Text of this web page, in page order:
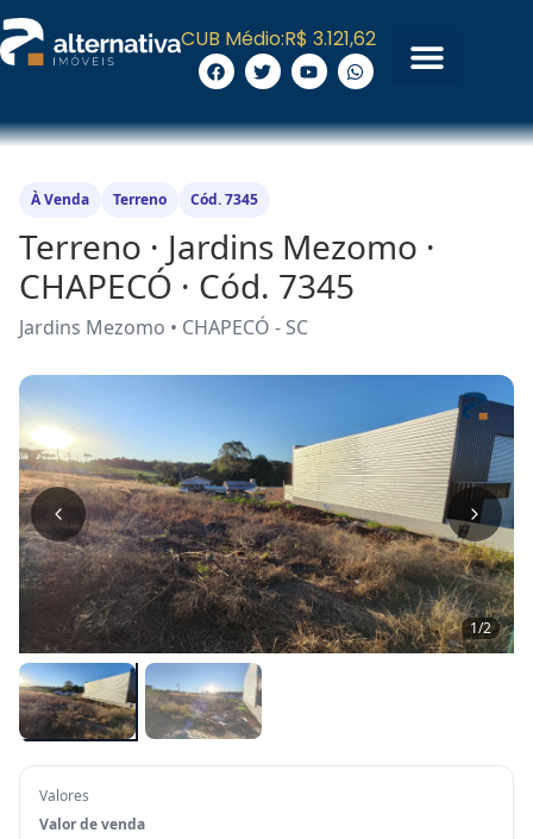
CUB Médio:R$ 3.121,62
À Venda Terreno Cód. 7345
Terreno · Jardins Mezomo ·
CHAPECÓ · Cód. 7345
Jardins Mezomo • CHAPECÓ - SC
1/2
Valores
Valor de venda